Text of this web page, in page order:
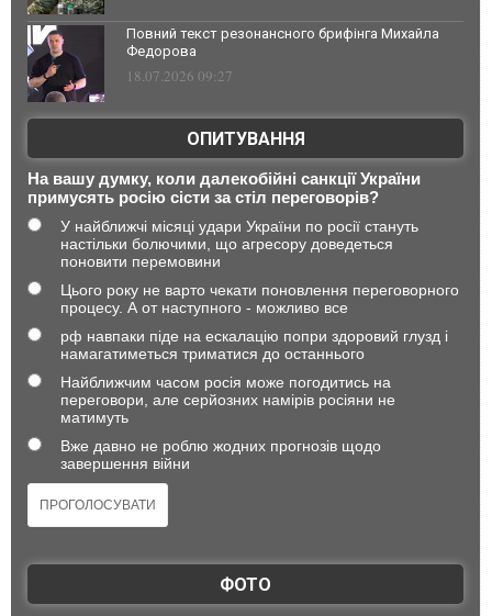
Повний текст резонансного брифінга Михайла
Федорова
18.07.2026 09:27
ОПИТУВАННЯ
На вашу думку, коли далекобійні санкції України
примусять росію сісти за стіл переговорів?
У найближчі місяці удари України по росії стануть
настільки болючими, що агресору доведеться
поновити перемовини
Цього року не варто чекати поновлення переговорного
процесу. А от наступного - можливо все
рф навпаки піде на ескалацію попри здоровий глузд і
намагатиметься триматися до останнього
Найближчим часом росія може погодитись на
переговори, але серйозних намірів росіяни не
матимуть
Вже давно не роблю жодних прогнозів щодо
завершення війни
ФОТО